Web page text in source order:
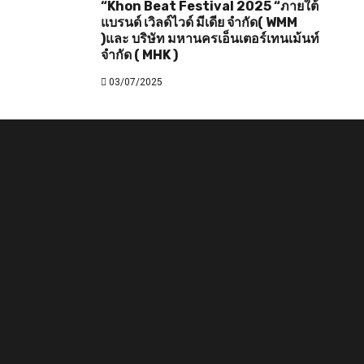
“Khon Beat Festival 2025 “ภายใต้
แบรนด์ เวิลด์ไวด์ มีเดีย จำกัด( WMM
)และ บริษัท มหานครเอ็นเตอร์เทนเม้นท์
จำกัด ( MHK )
03/07/2025